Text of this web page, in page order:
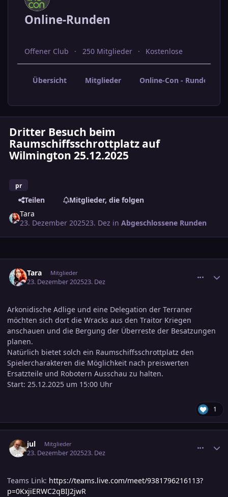
Online-Runden
Offener Club 250 Mitglieder Kostenlose
Übersicht Mitglieder Online-Con -
Dritter Besuch beim
Raumschiffsschrottplatz auf
Wilmington 25.12.2025
pr
Teilen
Mitglieder, die folgen
Tara
23. Dezember 202523. Dez inAbgeschlossene Runden
Tara Mitglieder
23. Dezember 202523. Dez
Arkonidische Adlige und eine Delegation der Terraner
möchten sich dort die Wracks aus den Traitor Kriegen
anschauen und die Bergung der Überreste der Besatzungen
planen.
Natürlich bietet solch ein Raumschiffsschrottplatz den
Spielercharakteren die Möglichkeit nach preiswerten
Ersatzteile und Robotern Ausschau zu halten.
Start: 25.12.2025 um 15:00 Uhr
1
jul Mitglieder
23. Dezember 202523. Dez
Teams Link: https://teams.live.com/meet/9381796216113?
p=0KxjiERWC2qBIJ2jwR